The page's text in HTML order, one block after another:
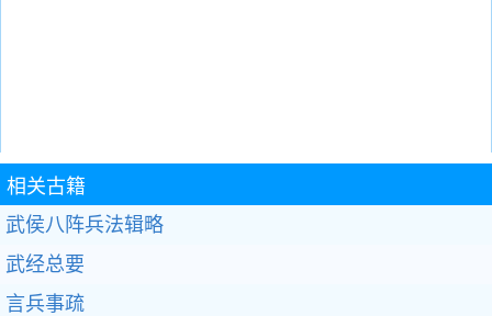
相关古籍
武侯八阵兵法辑略
武经总要
言兵事疏